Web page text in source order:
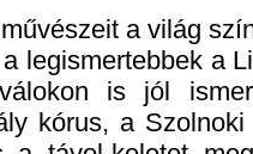
a világ
legismertebbek a
is jól
kórus, a